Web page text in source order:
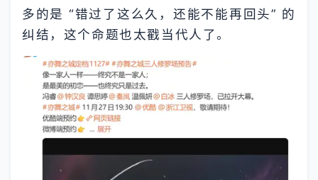
多的是 “错过了这么久，还能不能再回头” 的
纠结，这个命题也太戳当代人了。